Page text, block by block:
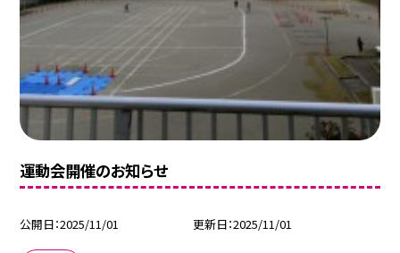
運動会開催のお知らせ
公開日 2025/11/01 更新日 2025/11/01